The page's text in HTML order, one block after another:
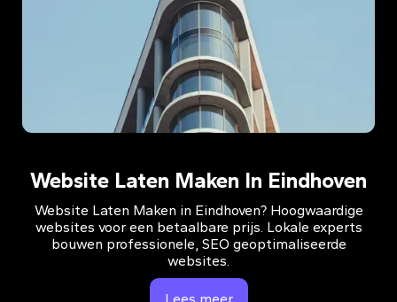
Website Laten Maken In Eindhoven
Website Laten Maken in Eindhoven? Hoogwaardige
websites voor een betaalbare prijs. Lokale experts
bouwen professionele, SEO geoptimaliseerde
websites.